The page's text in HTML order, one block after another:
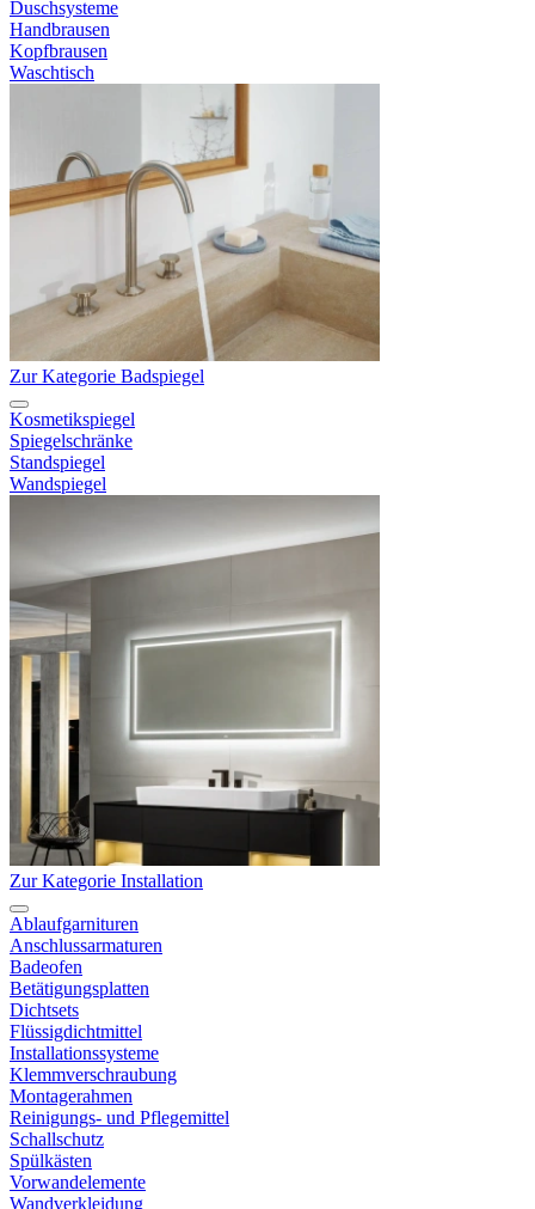
Duschsysteme
Handbrausen
Kopfbrausen
Waschtisch
Zur Kategorie Badspiegel
Kosmetikspiegel
Spiegelschränke
Standspiegel
Wandspiegel
Zur Kategorie Installation
Ablaufgarnituren
Anschlussarmaturen
Badeofen
Betätigungsplatten
Dichtsets
Flüssigdichtmittel
Installationssysteme
Klemmverschraubung
Montagerahmen
Reinigungs- und Pflegemittel
Schallschutz
Spülkästen
Vorwandelemente
Wandverkleidung